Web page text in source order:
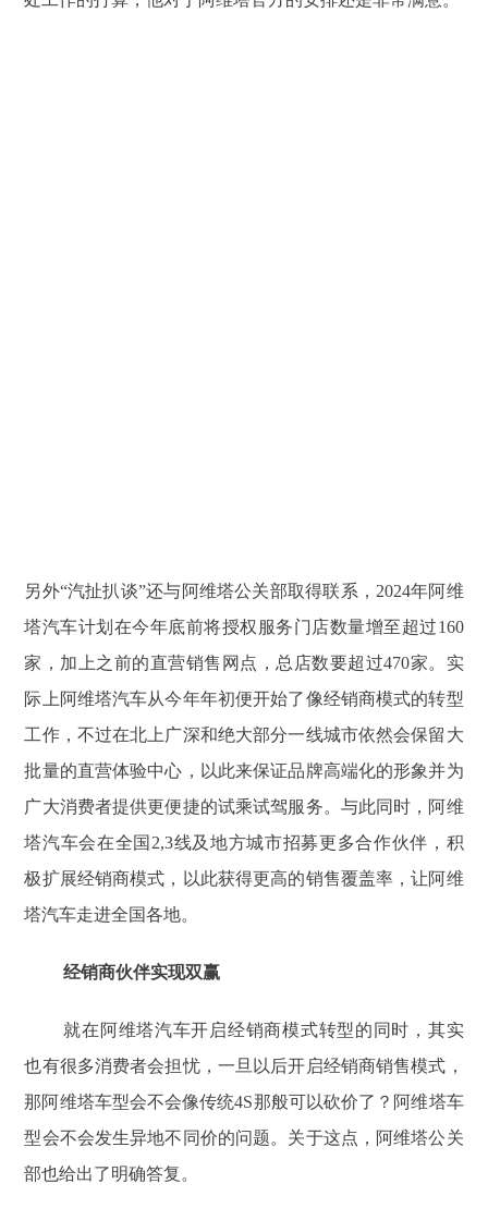
另外“汽扯扒谈”还与阿维塔公关部取得联系，2024年阿维
塔汽车计划在今年底前将授权服务门店数量增至超过160
家，加上之前的直营销售网点，总店数要超过470家。实
际上阿维塔汽车从今年年初便开始了像经销商模式的转型
工作，不过在北上广深和绝大部分一线城市依然会保留大
批量的直营体验中心，以此来保证品牌高端化的形象并为
广大消费者提供更便捷的试乘试驾服务。与此同时，阿维
塔汽车会在全国2,3线及地方城市招募更多合作伙伴，积
极扩展经销商模式，以此获得更高的销售覆盖率，让阿维
塔汽车走进全国各地。
经销商伙伴实现双赢
就在阿维塔汽车开启经销商模式转型的同时，其实
也有很多消费者会担忧，一旦以后开启经销商销售模式，
那阿维塔车型会不会像传统4S那般可以砍价了？阿维塔车
型会不会发生异地不同价的问题。关于这点，阿维塔公关
部也给出了明确答复。